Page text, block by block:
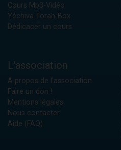
Cours Mp3-Vidéo
Yéchiva Torah-Box
Dédicacer un cours
L'association
A propos de l'association
Faire un don !
Mentions légales
Nous contacter
Aide (FAQ)